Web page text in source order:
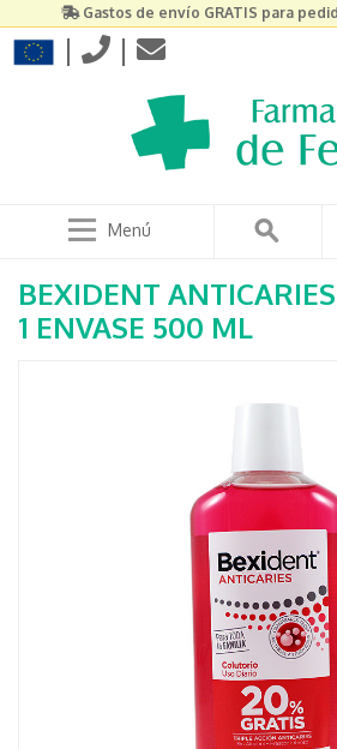
Gastos de envío GRATIS para
| |
Menú
BEXIDENT
1 ENVASE 500 ML